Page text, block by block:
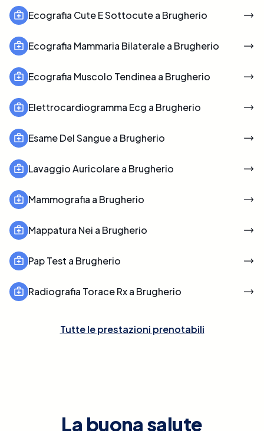
Ecografia Cute E Sottocute a Brugherio
Ecografia Mammaria Bilaterale a Brugherio
Ecografia Muscolo Tendinea a Brugherio
Elettrocardiogramma Ecg a Brugherio
Esame Del Sangue a Brugherio
Lavaggio Auricolare a Brugherio
Mammografia a Brugherio
Mappatura Nei a Brugherio
Pap Test a Brugherio
Radiografia Torace Rx a Brugherio
Tutte le prestazioni prenotabili
La buona salute